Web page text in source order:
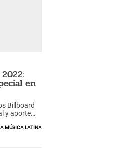
en
Billboard
y aporte
Música Latina